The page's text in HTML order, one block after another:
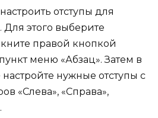
отступы для
Для этого выберите
правой кнопкой
меню «Абзац». Затем в
нужные отступы с
«Слева», «Справа»,